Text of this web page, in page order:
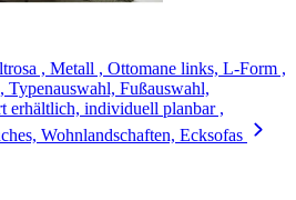
, Metall , Ottomane links, L-Form ,
Fußauswahl,
erhältlich, individuell planbar ,
Wohnlandschaften, Ecksofas